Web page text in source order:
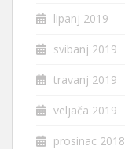
lipanj 2019
svibanj 2019
travanj 2019
veljača 2019
prosinac 2018